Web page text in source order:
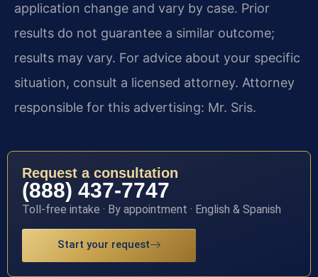
application change and vary by case. Prior
results do not guarantee a similar outcome;
results may vary. For advice about your specific
situation, consult a licensed attorney. Attorney
responsible for this advertising: Mr. Sris.
Request a consultation
(888) 437-7747
Toll-free intake · By appointment · English & Spanish
Start your request